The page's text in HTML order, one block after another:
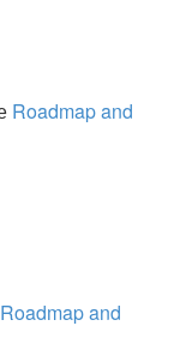
Roadmap and
Roadmap and